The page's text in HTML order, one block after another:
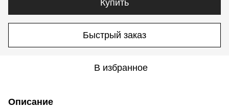
Купить
Быстрый заказ
В избранное
Описание